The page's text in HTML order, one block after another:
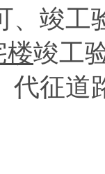
、竣工
楼竣工
代征道